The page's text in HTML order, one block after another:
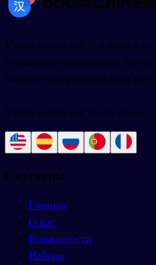
Учите китайский с любого
Уникальное приложение,
быстрее прогрессировать в
Учить китайский стало проще,
Страницы
Главная
О нас
Возможности
Наборы